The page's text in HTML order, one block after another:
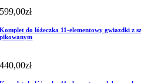
599,00zł
Komplet do łóżeczka 11-elementowy gwiazdki z
pikowanym
440,00zł